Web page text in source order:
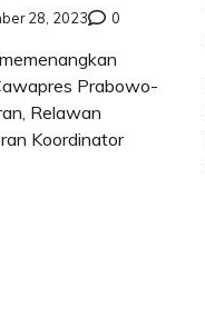
28, 2023 0
Prabowo-
Relawan
Koordinator